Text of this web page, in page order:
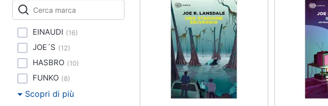
Videogiochi
Audio e musica
Arredo
Brico e Giardinaggio
Vedi tutti
EINAUDI (16)
JOE´S (12)
HASBRO (10)
FUNKO (8)
Scopri di più